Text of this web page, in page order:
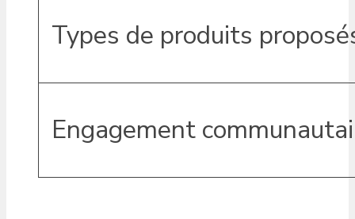
Types de produits
Engagement